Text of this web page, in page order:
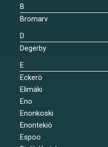
B
Bromarv
D
Degerby
E
Eckerö
Elimäki
Eno
Enonkoski
Enontekiö
Espoo